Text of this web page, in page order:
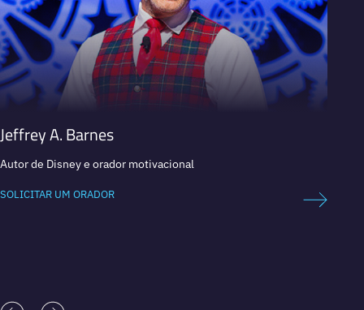
Jeffrey A. Barnes
Autor de Disney e orador motivacional
SOLICITAR UM ORADOR